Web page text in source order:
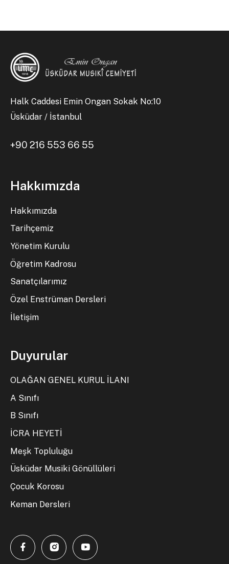
Halk Caddesi Emin Ongan Sokak No:10
Üsküdar / İstanbul
+90 216 553 66 55
Hakkımızda
Hakkımızda
Tarihçemiz
Yönetim Kurulu
Öğretim Kadrosu
Sanatçılarımız
Özel Enstrüman Dersleri
İletişim
Duyurular
OLAĞAN GENEL KURUL İLANI
A Sınıfı
B Sınıfı
İCRA HEYETİ
Meşk Topluluğu
Üsküdar Musiki Gönüllüleri
Çocuk Korosu
Keman Dersleri